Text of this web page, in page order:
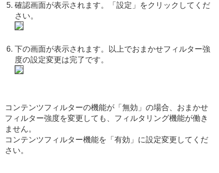
確認画面が表示されます。「設定」をクリックしてくだ
さい。
下の画面が表示されます。以上でおまかせフィルター強
度の設定変更は完了です。
コンテンツフィルターの機能が「無効」の場合、おまかせ
フィルター強度を変更しても、フィルタリング機能が働き
ません。
コンテンツフィルター機能を「有効」に設定変更してくだ
さい。